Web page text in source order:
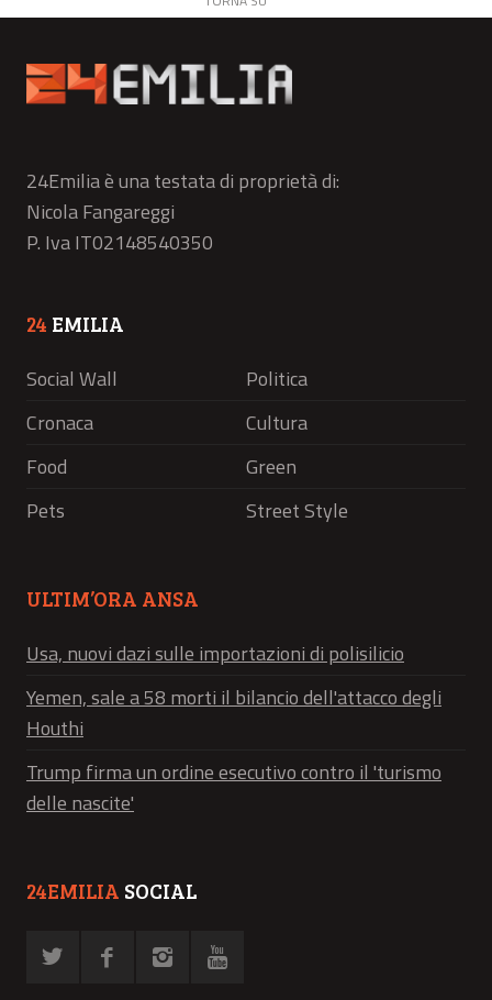
24Emilia è una testata di proprietà di:
Nicola Fangareggi
P. Iva IT02148540350
24 EMILIA
Social Wall
Politica
Cronaca
Cultura
Food
Green
Pets
Street Style
ULTIM’ORA ANSA
Usa, nuovi dazi sulle importazioni di polisilicio
Yemen, sale a 58 morti il bilancio dell'attacco degli
Houthi
Trump firma un ordine esecutivo contro il 'turismo
delle nascite'
24EMILIA SOCIAL